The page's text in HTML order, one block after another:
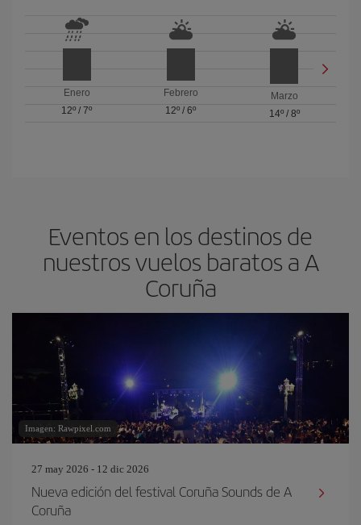
Enero
12º /7º
Febrero
12º / 6º
Marzo
14º/ 8º
Eventos en los destinos de
nuestros vuelos baratos a A
Coruña
Imagen: Rawpixel.com
27 may 2026 - 12 dic 2026
Nueva edición del festival Coruña Sounds de A
Coruña